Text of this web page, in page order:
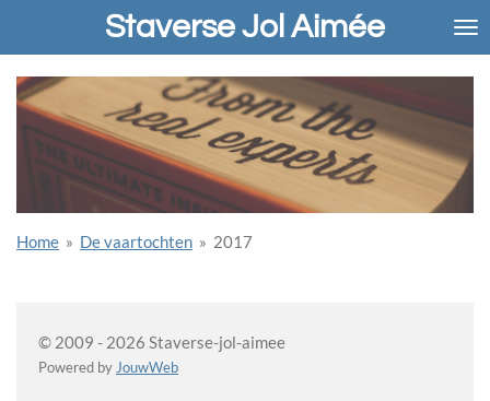
de
hoofdinhoud
Staverse Jol Aimée
Home » De vaartochten » 2017
© 2009 - 2026 Staverse-jol-aimee
Powered by JouwWeb